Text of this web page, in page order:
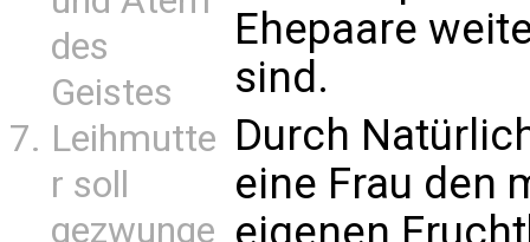
des
Geistes
Leihmutte
r soll
gezwunge
Ehepaare
sind.
Durch
eine Frau den